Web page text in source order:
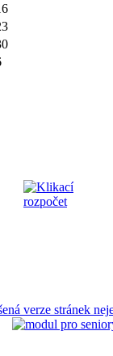
verze stránek